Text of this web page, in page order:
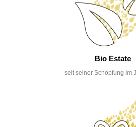
Bio Estate
seit seiner Schöpfung im